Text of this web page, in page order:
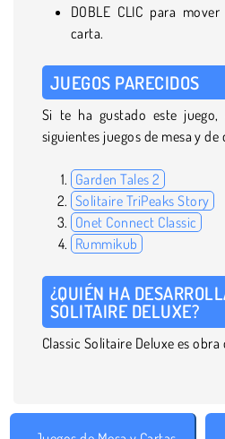
DOBLE CLIC para
carta.
JUEGOS PARECIDOS
Si te ha gustado este
siguientes juegos de mesa y de
Garden Tales 2
Solitaire TriPeaks Story
Onet Connect Classic
Rummikub
¿QUIÉN HA
SOLITAIRE DELUXE?
Classic Solitaire Deluxe es